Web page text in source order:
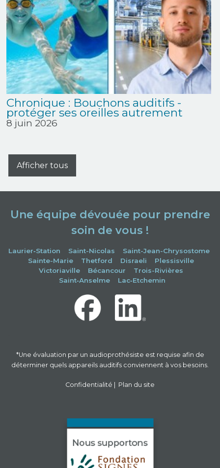
Chronique : Bouchons auditifs -
protéger ses oreilles autrement
8 juin 2026
Afficher tous
Une équipe dévouée pour prendre
soin de vous !
Laurier‑Station Saint-Nicolas
Saint-Jean-Chrysostome
Sainte-Marie
Thetford Disraeli
Plessisville
Victoriaville
Bécancour
Trois-Rivières
Saint‑Anselme
Lac‑Etchemin
*Une évaluation par un audioprothésiste est requise afin de
déterminer quels appareils auditifs conviennent à vos besoins.
Confidentialité | Plan du site